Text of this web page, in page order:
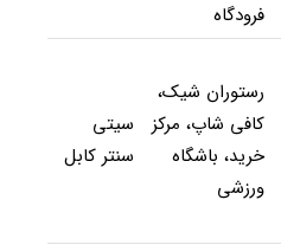
فرودگاه
رستوران شیک،
کافی شاپ، مرکز
خرید، باشگاه
ورزشی
سیتی
سنتر کابل